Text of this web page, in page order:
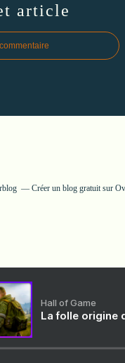
article
Créer un blog gratuit sur
Hall of Game
La folle origine